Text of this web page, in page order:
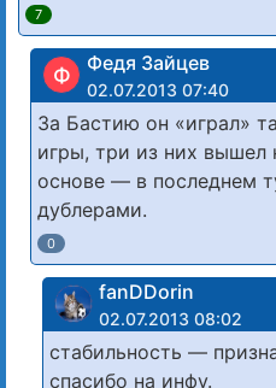
7
Ф Федя Зайцев
02.07.2013 07:40
За Бастию он «играл»
игры, три из них вышел
основе — в последнем
дублерами.
0
fanDDorin
02.07.2013 08:02
стабильность —
спасибо на инфу.